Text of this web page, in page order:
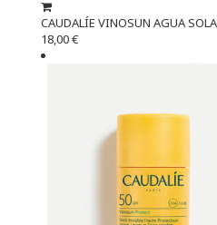
CAUDALÍE VINOSUN AGUA
18,00 €